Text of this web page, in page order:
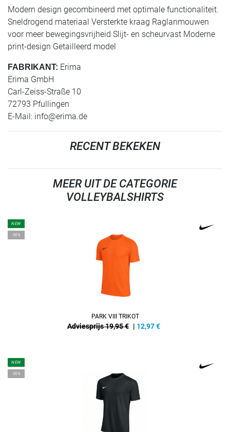
Modern design gecombineerd met optimale functionaliteit.
Sneldrogend materiaal Versterkte kraag Raglanmouwen
voor meer bewegingsvrijheid Slijt- en scheurvast Moderne
print-design Getailleerd model
FABRIKANT: Erima
Erima GmbH
Carl-Zeiss-Straße 10
72793 Pfullingen
E-Mail: info@erima.de
RECENT BEKEKEN
MEER UIT DE CATEGORIE
VOLLEYBALSHIRTS
NEW
-35%
PARK VIII TRIKOT
Adviesprijs 19,95 € | 12,97€
NEW
-35%